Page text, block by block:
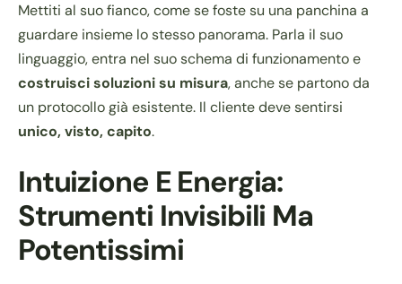
Mettiti al suo fianco, come se foste su una panchina a
guardare insieme lo stesso panorama. Parla il suo
linguaggio, entra nel suo schema di funzionamento e
costruisci soluzioni su misura, anche se partono da
un protocollo già esistente. Il cliente deve sentirsi
unico, visto, capito.
Intuizione E Energia:
Strumenti Invisibili Ma
Potentissimi